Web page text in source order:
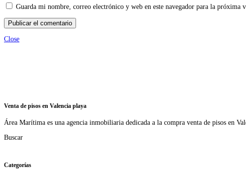
Guarda mi nombre, correo electrónico y web en este navegador para la próxima
Close
Venta de pisos en Valencia playa
Área Marítima es una agencia inmobiliaria dedicada a la compra venta de pisos en
Buscar
Categorías